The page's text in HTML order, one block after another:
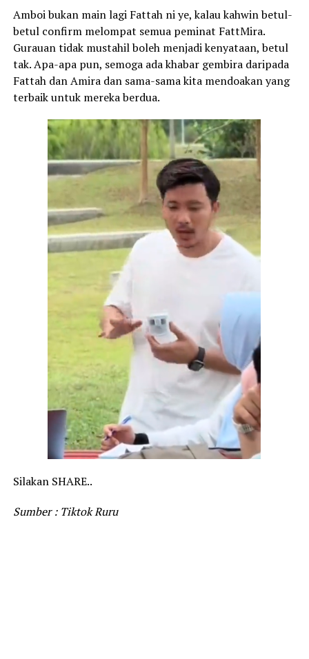
Amboi bukan main lagi Fattah ni ye, kalau kahwin betul-
betul confirm melompat semua peminat FattMira.
Gurauan tidak mustahil boleh menjadi kenyataan, betul
tak. Apa-apa pun, semoga ada khabar gembira daripada
Fattah dan Amira dan sama-sama kita mendoakan yang
terbaik untuk mereka berdua.
Silakan SHARE..
Sumber : Tiktok Ruru